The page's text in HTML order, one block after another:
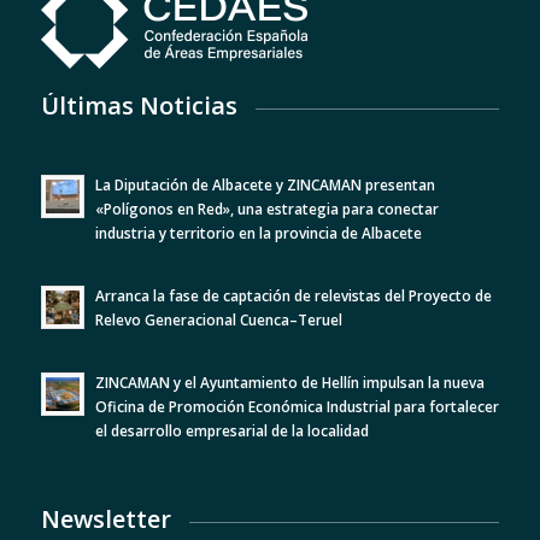
Últimas Noticias
La Diputación de Albacete y ZINCAMAN presentan
«Polígonos en Red», una estrategia para conectar
industria y territorio en la provincia de Albacete
Arranca la fase de captación de relevistas del Proyecto de
Relevo Generacional Cuenca–Teruel
ZINCAMAN y el Ayuntamiento de Hellín impulsan la nueva
Oficina de Promoción Económica Industrial para fortalecer
el desarrollo empresarial de la localidad
Newsletter